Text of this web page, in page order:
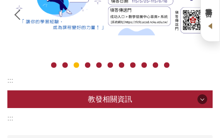
:::
教發相關資訊
:::